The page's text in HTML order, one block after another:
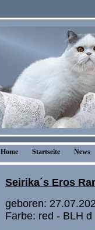
Home Startseite News
Seirika´s Eros
geboren:
Farbe: red - BLH d